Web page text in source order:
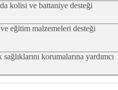
kolisi ve battaniye desteği
eğitim malzemeleri desteği
korumalarına yardımcı